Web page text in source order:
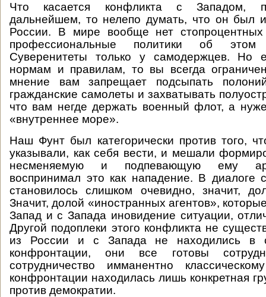
Что касается конфликта с Западом,
дальнейшем, то нелепо думать, что он был
России. В мире вообще нет стопроцентных
профессиональные политики об
Суверенитеты только у самодержцев. Но
нормам и правилам, то вы всегда
мнение вам запрещает подсыпать
гражданские самолеты и захватывать
что вам негде держать военный флот, а
«внутреннее море».
Наш Фунт был категорически против того,
указывали, как себя вести, и мешали
несменяемую и подпевающую ему
воспринимал это как нападение. В диалоге
становилось слишком очевидно, значит,
Значит, долой «иностранных агентов»,
Запад и с Запада иновидение ситуации,
Другой подоплеки этого конфликта не
из России и с Запада не находились в
конфронтации, они все готовы
сотрудничество имманентно
конфронтации находилась лишь конкретная
против демократии.